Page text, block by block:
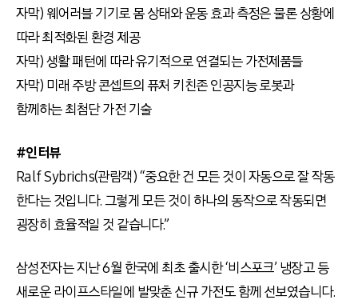
자막) 웨어러블 기기로 몸 상태와 운동 효과 측정은 물론 상황에
따라 최적화된 환경 제공
자막) 생활 패턴에 따라 유기적으로 연결되는 가전제품들
자막) 미래 주방 콘셉트의 퓨처 키친존 인공지능 로봇과
함께하는 최첨단 가전 기술
#인터뷰
Ralf Sybrichs(관람객) “중요한 건 모든 것이 자동으로 잘 작동
한다는 것입니다. 그렇게 모든 것이 하나의 동작으로 작동되면
굉장히 효율적일 것 같습니다.”
삼성전자는 지난 6월 한국에 최초 출시한 ‘비스포크’ 냉장고 등
새로운 라이프스타일에 발맞춘 신규 가전도 함께 선보였습니다.